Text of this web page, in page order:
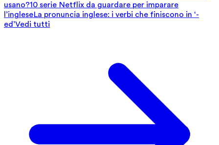
usano?10 serie Netflix da guardare per imparare
l’ingleseLa pronuncia inglese: i verbi che finiscono in ‘-
ed’Vedi tutti